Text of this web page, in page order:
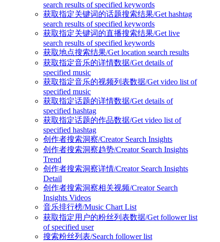
search results of specified keywords
获取指定关键词的话题搜索结果/Get hashtag
search results of specified keywords
获取指定关键词的直播搜索结果/Get live
search results of specified keywords
获取地点搜索结果/Get location search results
获取指定音乐的详情数据/Get details of
specified music
获取指定音乐的视频列表数据/Get video list of
specified music
获取指定话题的详情数据/Get details of
specified hashtag
获取指定话题的作品数据/Get video list of
specified hashtag
创作者搜索洞察/Creator Search Insights
创作者搜索洞察趋势/Creator Search Insights
Trend
创作者搜索洞察详情/Creator Search Insights
Detail
创作者搜索洞察相关视频/Creator Search
Insights Videos
音乐排行榜/Music Chart List
获取指定用户的粉丝列表数据/Get follower list
of specified user
搜索粉丝列表/Search follower list